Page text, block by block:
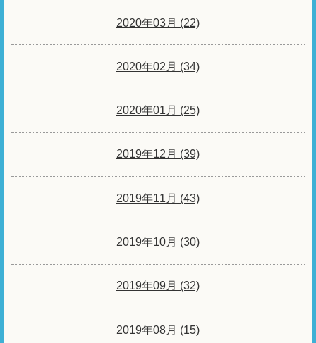
2020年03月 (22)
2020年02月 (34)
2020年01月 (25)
2019年12月 (39)
2019年11月 (43)
2019年10月 (30)
2019年09月 (32)
2019年08月 (15)